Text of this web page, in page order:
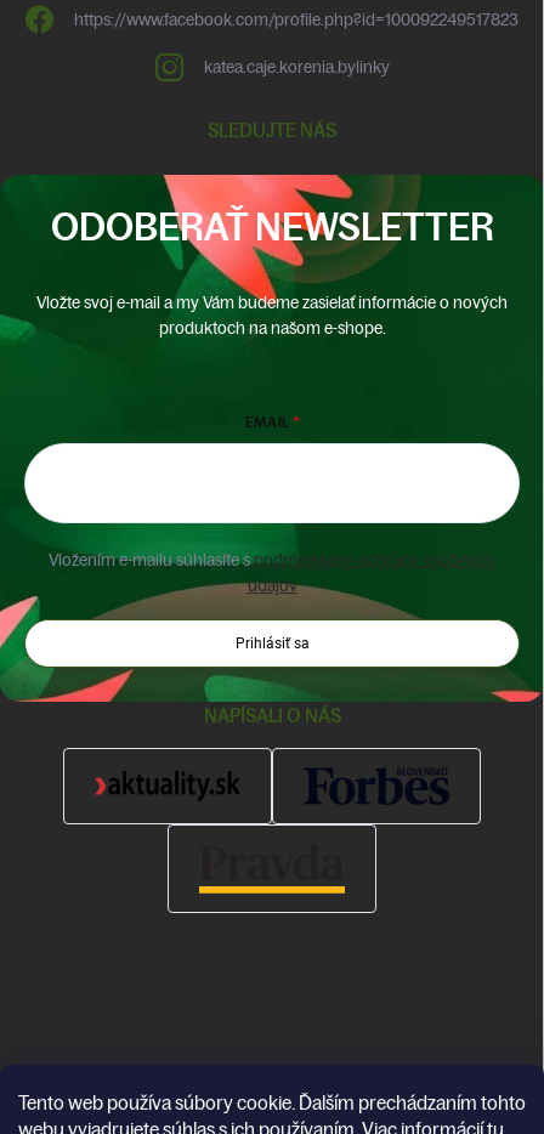
Tento web používa súbory cookie. Ďalším prechádzaním tohto
webu vyjadrujete súhlas s ich používaním. Viac informáciítu
https://www.facebook.com/profile.php?id=100092249517823
katea.caje.korenia.bylinky
SLEDUJTE NÁS
ODOBERAŤ NEWSLETTER
Vložte svoj e-mail a my Vám budeme zasielať informácie o nových
produktoch na našom e-shope.
EMAIL
Vložením e-mailu súhlasíte spodmienkami ochrany osobných
údajov
Prihlásiť sa
NAPÍSALI O NÁS
Copyright 2026Katea. Všetky práva vyhradené.